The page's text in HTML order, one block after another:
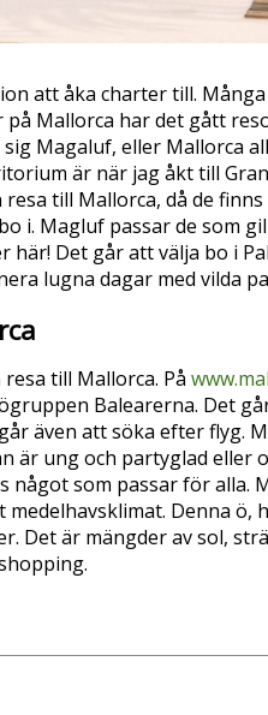
att åka charter till.
Mallorca har det gått
Magaluf, eller Mallorca
är när jag åkt till
till Mallorca, då de finns
i. Magluf passar de som
här! Det går att välja bo i
lugna dagar med vilda
till Mallorca. På
Balearerna. Det
även att söka efter flyg.
är ung och partyglad eller
något som passar för alla.
Denna ö,
Det är mängder av sol,